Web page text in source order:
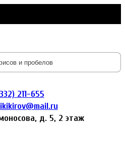
211-655
д. 5, 2 этаж